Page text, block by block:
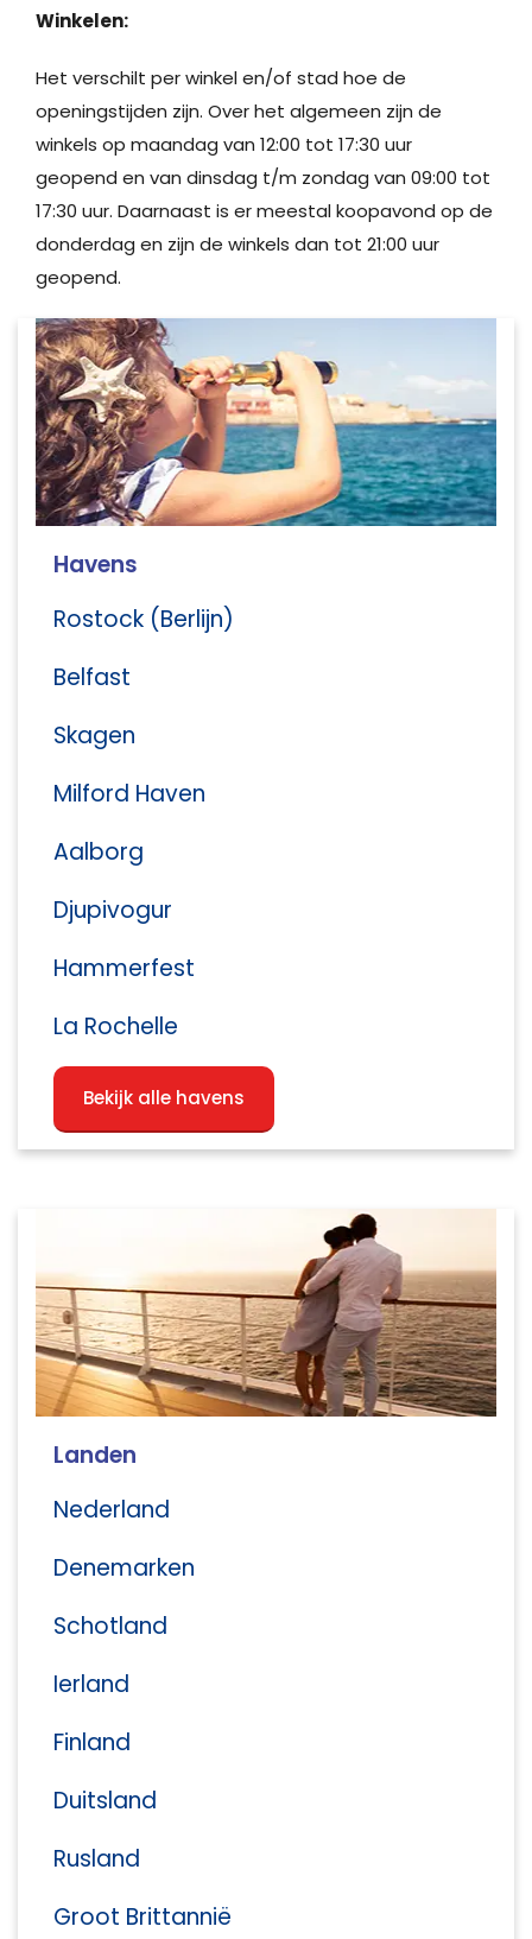
Winkelen:
Het verschilt per winkel en/of stad hoe de
openingstijden zijn. Over het algemeen zijn de
winkels op maandag van 12:00 tot 17:30 uur
geopend en van dinsdag t/m zondag van 09:00 tot
17:30 uur. Daarnaast is er meestal koopavond op de
donderdag en zijn de winkels dan tot 21:00 uur
geopend.
Havens
Rostock (Berlijn)
Belfast
Skagen
Milford Haven
Aalborg
Djupivogur
Hammerfest
La Rochelle
Bekijk alle havens
Landen
Nederland
Denemarken
Schotland
Ierland
Finland
Duitsland
Rusland
Groot Brittannië